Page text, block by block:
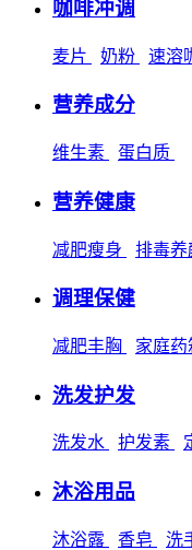
咖啡冲调
麦片 奶粉 速溶
营养成分
维生素 蛋白质
营养健康
减肥瘦身 排毒养
调理保健
减肥丰胸 家庭药
洗发护发
洗发水 护发素
沐浴用品
沐浴露 香皂 洗